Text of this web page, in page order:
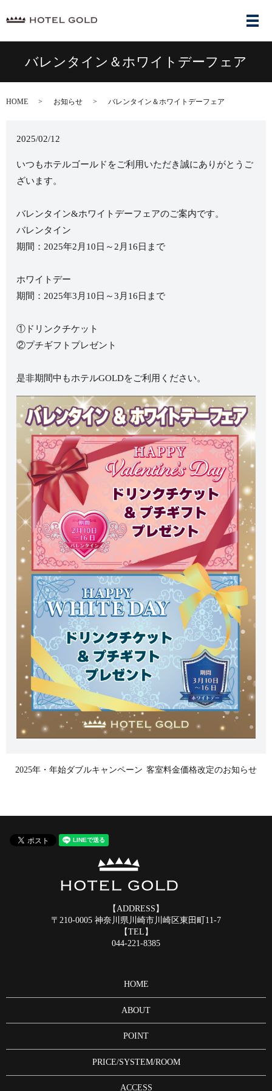
メ
バレンタイン＆ホワイトデーフェア
HOME お知らせ バレンタイン＆ホワイトデーフェア
2025/02/12
いつもホテルゴールドをご利用いただき誠にありがとうご
ざいます。
バレンタイン&ホワイトデーフェアのご案内です。
バレンタイン
期間：2025年2月10日～2月16日まで
ホワイトデー
期間：2025年3月10日～3月16日まで
①ドリンクチケット
②プチギフトプレゼント
是非期間中もホテルGOLDをご利用ください。
2025年・年始ダブルキャンペーン 客室料金価格改定のお知らせ
【ADDRESS】
〒210-0005 神奈川県川崎市川崎区東田町11-7
【TEL】
044-221-8385
HOME
ABOUT
POINT
PRICE/SYSTEM/ROOM
ACCESS